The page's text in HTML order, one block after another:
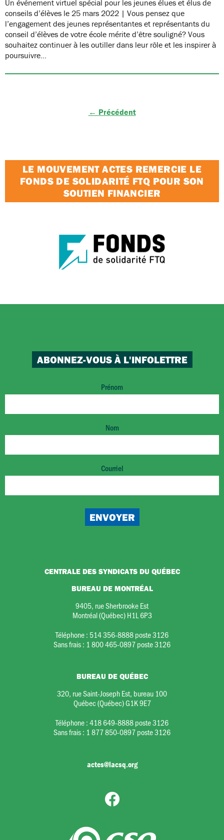
Un événement virtuel spécial pour les jeunes élues et élus de
conseils d’élèves le 25 mars 2022 | Vous pensez que
l’engagement des jeunes représentantes et représentants du
conseil d’élèves de votre école mérite d’être souligné? Vous
souhaitez continuer à les outiller dans leur rôle et les inspirer à
poursuivre…
← Précédent
LE MOUVEMENT ACTES REMERCIE LE
FONDS DE SOLIDARITÉ FTQ POUR SON
SOUTIEN FINANCIER
ABONNEZ-VOUS À L'INFOLETTRE
Prénom
Nom
Courriel
CENTRALE DES SYNDICATS DU QUÉBEC
BUREAU DE MONTRÉAL
9405, rue Sherbrooke Est
Montréal (Québec) H1L 6P3
Téléphone : 514 356-8888 poste 3126
Sans frais : 1 800 465-0897 poste 3126
BUREAU DE QUÉBEC
320, rue Saint-Joseph Est, bureau 100
Québec (Québec) G1K 9E7
Téléphone :418 649-8888 poste 3126
Sans frais : 1 877 850-0897 poste 3126
actes@lacsq.org